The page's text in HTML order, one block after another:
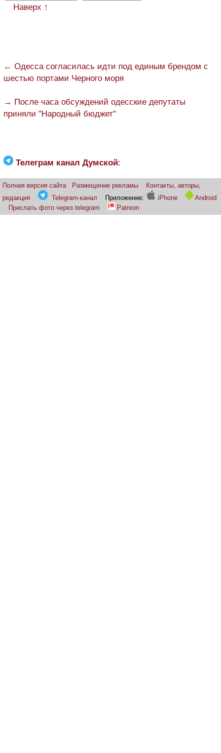
Наверх ↑
← Одесса согласилась идти под единым брендом с
шестью портами Черного моря
→ После часа обсуждений одесские депутаты
приняли "Народный бюджет"
Телеграм канал Думской:
Полная версия сайта Размещение рекламы
Контакты, авторы,
редакция
Telegram-канал Приложение: iPhone
Android
Прислать фото через telegram
Patreon